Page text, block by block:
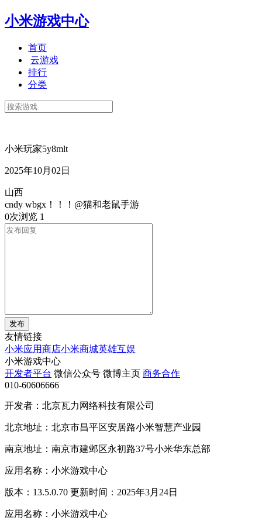
小米游戏中心
首页
云游戏
排行
分类
小米玩家5y8mlt
2025年10月02日
山西
cndy wbgx！！！@猫和老鼠手游
0次浏览 1
发布
友情链接
小米应用商店小米商城英雄互娱
小米游戏中心
开发者平台 微信公众号 微博主页 商务合作
010-60606666
开发者：北京瓦力网络科技有限公司
北京地址：北京市昌平区安居路小米智慧产业园
南京地址：南京市建邺区永初路37号小米华东总部
应用名称：小米游戏中心
版本：13.5.0.70 更新时间：2025年3月24日
应用名称：小米游戏中心